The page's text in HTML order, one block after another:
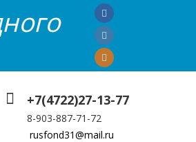
+7(4722)27-13-77
8-903-887-71-72
rusfond31@mail.ru